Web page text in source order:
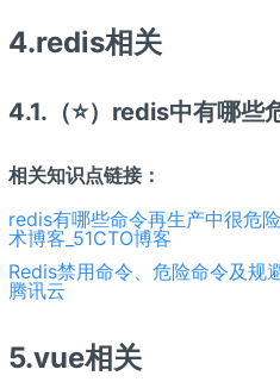
4.redis相关
4.1.（⭐）redis中有哪些
相关知识点链接：
redis有哪些命令再生产中很危
术博客_51CTO博客
Redis禁用命令、危险命令及规
腾讯云
5.vue相关